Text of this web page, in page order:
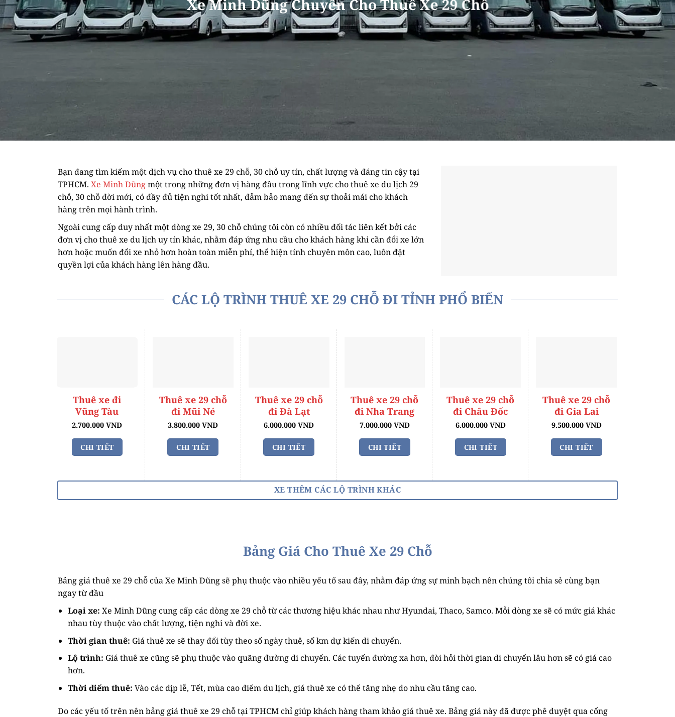
Xe Minh Dũng Chuyên Cho Thuê Xe 29 Chỗ
Bạn đang tìm kiếm một dịch vụ cho thuê xe 29 chỗ, 30 chỗ uy tín, chất lượng và đáng tin cậy tại
TPHCM. Xe Minh Dũngmột trong những đơn vị hàng đầu trong lĩnh vực cho thuê xe du lịch 29
chỗ, 30 chỗ đời mới, có đầy đủ tiện nghi tốt nhất, đảm bảo mang đến sự thoải mái cho khách
hàng trên mọi hành trình.
Ngoài cung cấp duy nhất một dòng xe 29, 30 chỗ chúng tôi còn có nhiều đối tác liên kết bởi các
đơn vị cho thuê xe du lịch uy tín khác, nhằm đáp ứng nhu cầu cho khách hàng khi cần đổi xe lớn
hơn hoặc muốn đổi xe nhỏ hơn hoàn toàn miễn phí, thể hiện tính chuyên môn cao, luôn đặt
quyền lợi của khách hàng lên hàng đầu.
CÁC LỘ TRÌNH THUÊ XE 29 CHỖ ĐI TỈNH PHỔ BIẾN
Thuê xe đi
Vũng Tàu
2.700.000 VND
CHI TIẾT
Thuê xe 29 chỗ
đi Mũi Né
3.800.000 VND
CHI TIẾT
Thuê xe 29 chỗ
đi Đà Lạt
6.000.000 VND
CHI TIẾT
Thuê xe 29 chỗ
đi Nha Trang
7.000.000 VND
CHI TIẾT
Thuê xe 29 chỗ
đi Châu Đốc
6.000.000 VND
CHI TIẾT
Thuê xe 29 chỗ
đi Gia Lai
9.500.000 VND
CHI TIẾT
XE THÊM CÁC LỘ TRÌNH KHÁC
Bảng Giá Cho Thuê Xe 29 Chỗ
Bảng giá thuê xe 29 chỗ của Xe Minh Dũng sẽ phụ thuộc vào nhiều yếu tố sau đây, nhằm đáp ứng sự minh bạch nên chúng tôi chia sẻ cùng bạn
ngay từ đầu
Loại xe: Xe Minh Dũng cung cấp các dòng xe 29 chỗ từ các thương hiệu khác nhau như Hyundai, Thaco, Samco. Mỗi dòng xe sẽ có mức giá khác
nhau tùy thuộc vào chất lượng, tiện nghi và đời xe.
Thời gian thuê: Giá thuê xe sẽ thay đổi tùy theo số ngày thuê, số km dự kiến di chuyển.
Lộ trình: Giá thuê xe cũng sẽ phụ thuộc vào quãng đường di chuyển. Các tuyến đường xa hơn, đòi hỏi thời gian di chuyển lâu hơn sẽ có giá cao
hơn.
Thời điểm thuê: Vào các dịp lễ, Tết, mùa cao điểm du lịch, giá thuê xe có thể tăng nhẹ do nhu cầu tăng cao.
Do các yếu tố trên nên bảng giá thuê xe 29 chỗ tại TPHCM chỉ giúp khách hàng tham khảo giá thuê xe. Bảng giá này đã được phê duyệt qua cổng